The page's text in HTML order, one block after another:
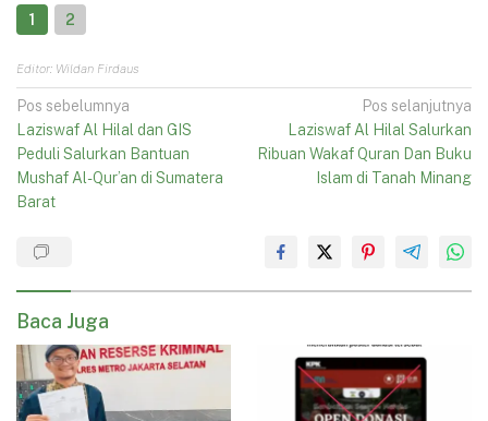
1 2
Editor: Wildan Firdaus
Navigasi
pos
Pos sebelumnya
Laziswaf Al Hilal dan GIS
Peduli Salurkan Bantuan
Mushaf Al-Qur’an di Sumatera
Barat
Pos selanjutnya
Laziswaf Al Hilal Salurkan
Ribuan Wakaf Quran Dan Buku
Islam di Tanah Minang
Baca Juga